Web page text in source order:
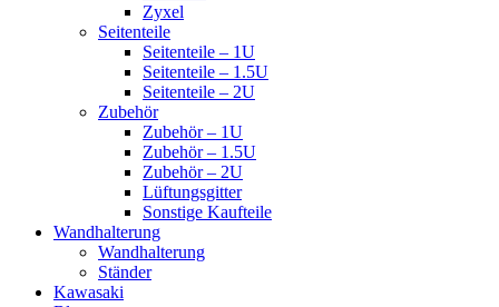
Zyxel
Seitenteile
Seitenteile – 1U
Seitenteile – 1.5U
Seitenteile – 2U
Zubehör
Zubehör – 1U
Zubehör – 1.5U
Zubehör – 2U
Lüftungsgitter
Sonstige Kaufteile
Wandhalterung
Wandhalterung
Ständer
Kawasaki